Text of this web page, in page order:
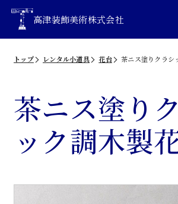
高津装飾美術株式会社
トップ レンタル小道具 花台 茶ニス塗りクラシ
茶ニス塗り
ック調木製